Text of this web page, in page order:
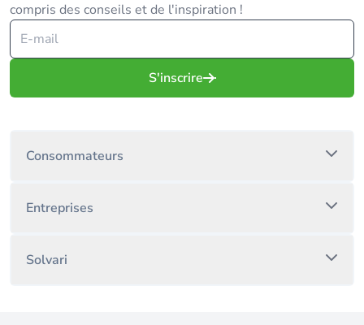
compris des conseils et de l'inspiration !
S'inscrire
Consommateurs
Entreprises
Solvari